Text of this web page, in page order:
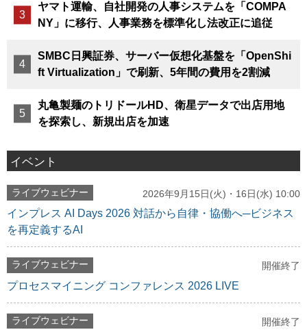
ヤマト運輸、自社開発の人事システムを「COMPA
NY」に移行、人事業務を標準化し法改正に追従
SMBC日興証券、サーバー仮想化基盤を「OpenShi
ft Virtualization」で刷新、5年間の費用を2割減
丸亀製麺のトリドールHD、衛星データで出店用地
を探索し、新規出店を加速
イベント
ライブウェビナー 2026年9月15日(火)・16日(水) 10:00
インプレス AI Days 2026 対話から自律・協働へ─ビジネス
を再定義するAI
ライブウェビナー 開催終了
プロセスマイニング コンファレンス 2026 LIVE
ライブウェビナー 開催終了